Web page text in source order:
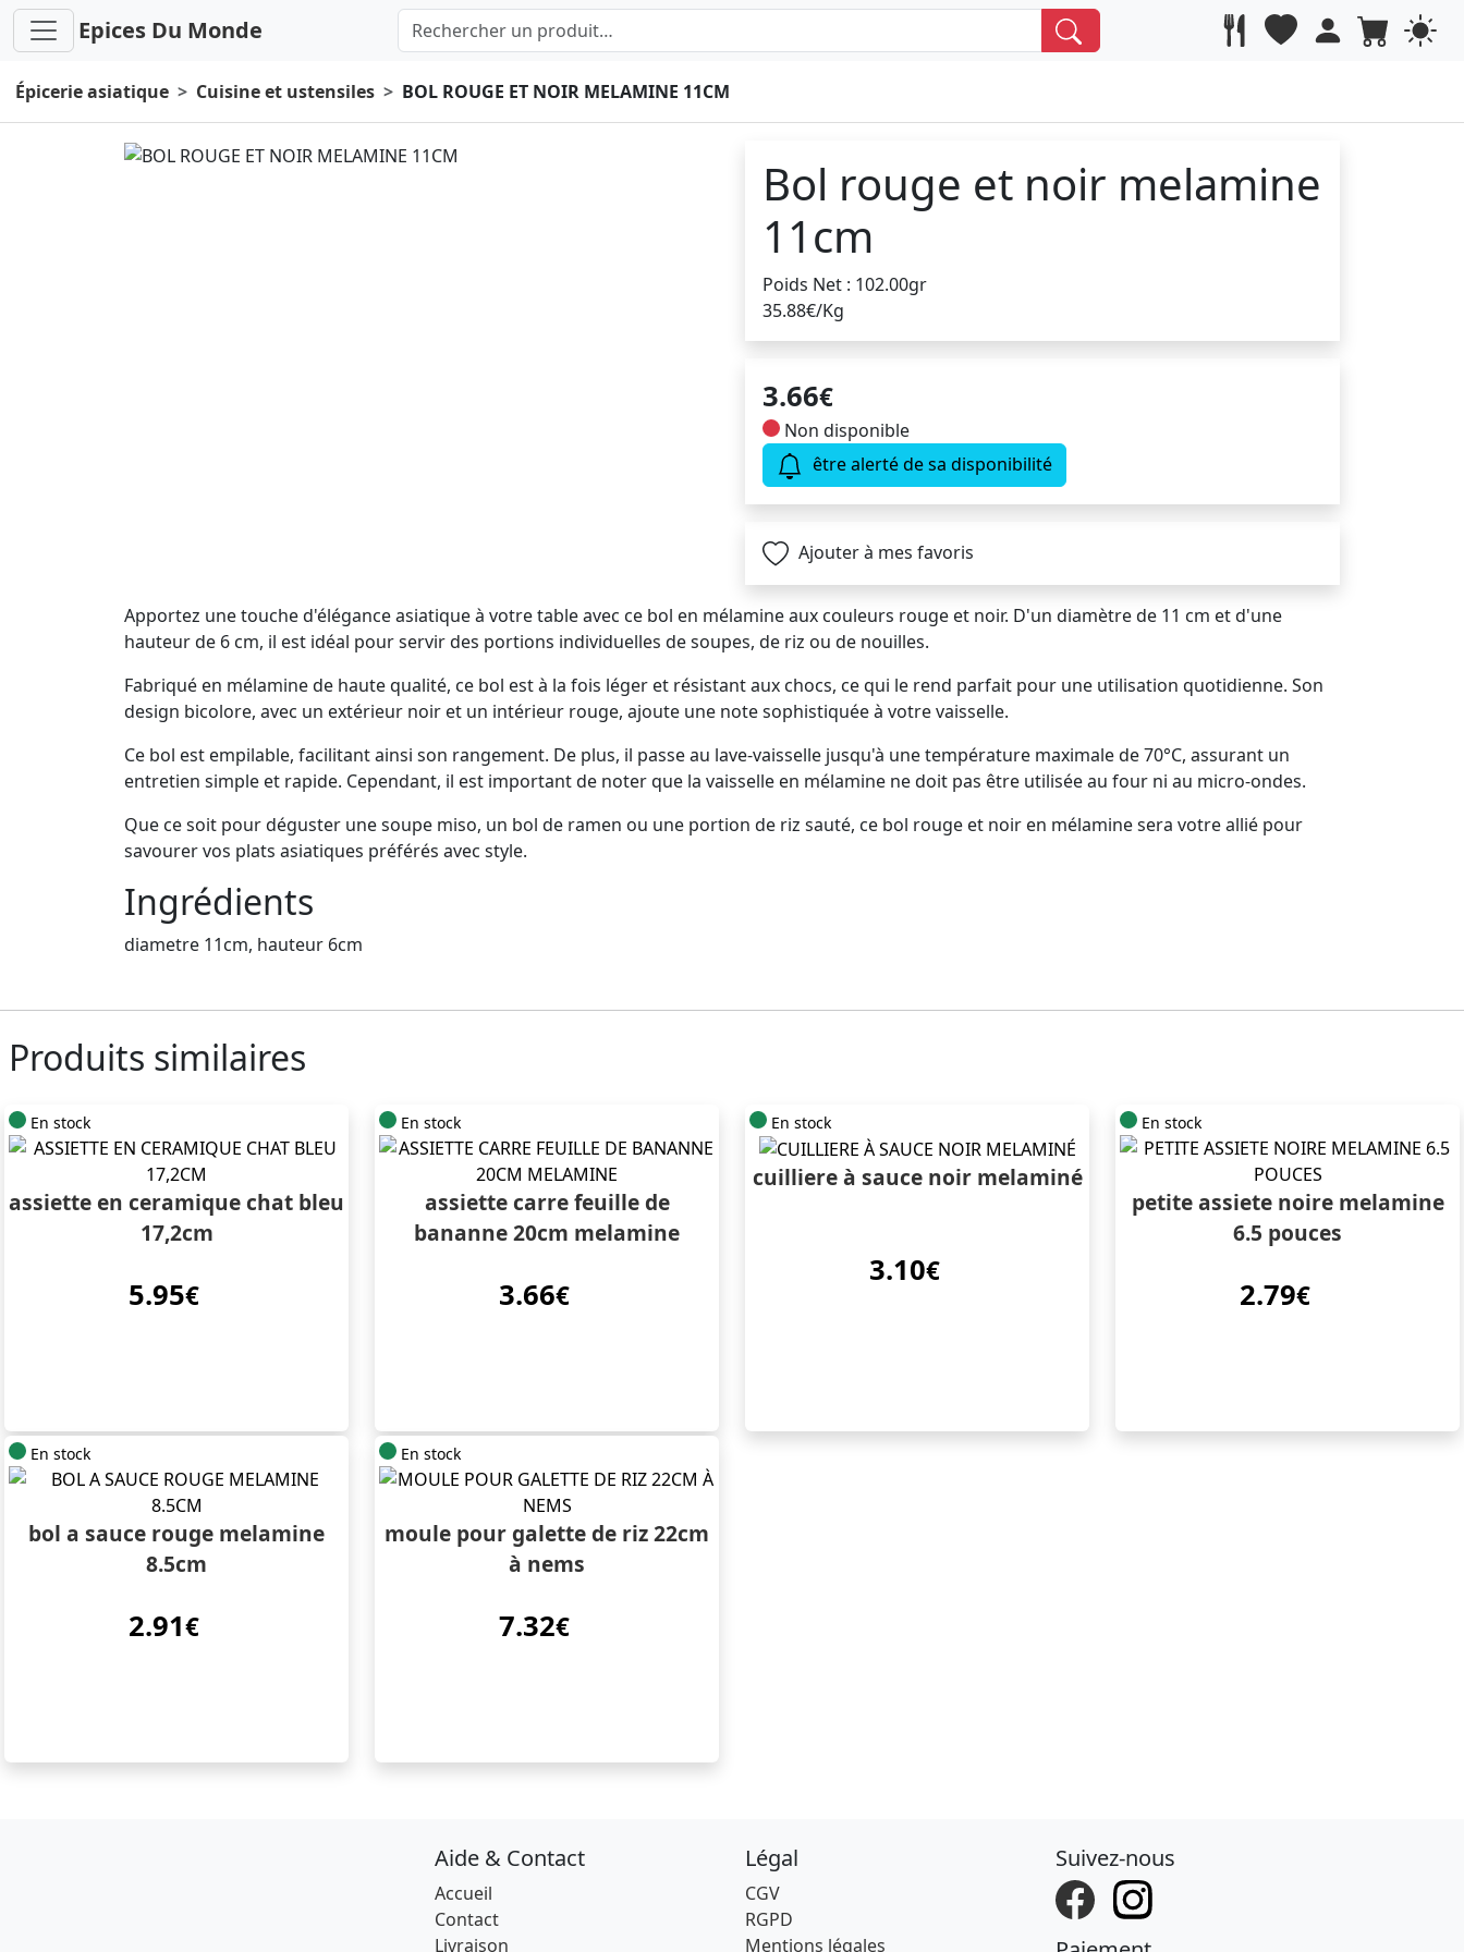
Epices Du Monde
Épicerie asiatique Cuisine et ustensiles BOL ROUGE ET NOIR MELAMINE 11CM
Bol rouge et noir melamine
11cm
Poids Net : 102.00gr
35.88€/Kg
3.66€
Non disponible
être alerté de sa disponibilité
Ajouter à mes favoris
Apportez une touche d'élégance asiatique à votre table avec ce bol en mélamine aux couleurs rouge et noir. D'un diamètre de 11 cm et d'une
hauteur de 6 cm, il est idéal pour servir des portions individuelles de soupes, de riz ou de nouilles.
Fabriqué en mélamine de haute qualité, ce bol est à la fois léger et résistant aux chocs, ce qui le rend parfait pour une utilisation quotidienne. Son
design bicolore, avec un extérieur noir et un intérieur rouge, ajoute une note sophistiquée à votre vaisselle.
Ce bol est empilable, facilitant ainsi son rangement. De plus, il passe au lave-vaisselle jusqu'à une température maximale de 70°C, assurant un
entretien simple et rapide. Cependant, il est important de noter que la vaisselle en mélamine ne doit pas être utilisée au four ni au micro-ondes.
Que ce soit pour déguster une soupe miso, un bol de ramen ou une portion de riz sauté, ce bol rouge et noir en mélamine sera votre allié pour
savourer vos plats asiatiques préférés avec style.
Ingrédients
diametre 11cm, hauteur 6cm
Produits similaires
En stock
assiette en ceramique chat bleu
17,2cm
5.95€
En stock
assiette carre feuille de
bananne 20cm melamine
3.66€
En stock
cuilliere à sauce noir melaminé
3.10€
En stock
petite assiete noire melamine
6.5 pouces
2.79€
En stock
bol a sauce rouge melamine
8.5cm
2.91€
En stock
moule pour galette de riz 22cm
à nems
7.32€
Aide & Contact
Accueil
Contact
Livraison
Légal
CGV
RGPD
Mentions légales
Suivez-nous